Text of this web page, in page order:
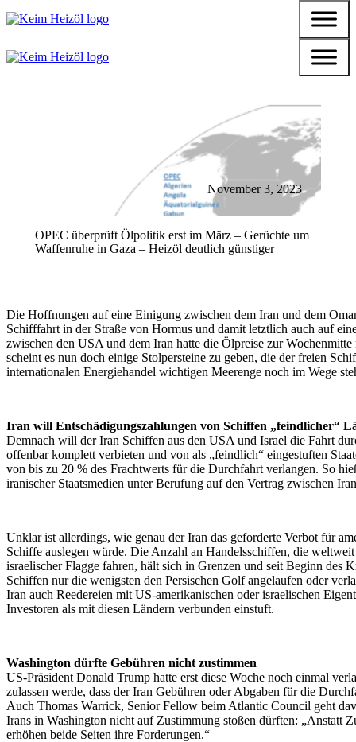
OPEC überprüft Ölpolitik erst im März – Gerüchte um
Waffenruhe in Gaza – Heizöl deutlich günstiger
November 3, 2023
Die Hoffnungen auf eine Einigung zwischen dem Iran und dem
Schifffahrt in der Straße von Hormus und damit letztlich auch auf
zwischen den USA und dem Iran hatte die Ölpreise zur
scheint es nun doch einige Stolpersteine zu geben, die der freien
internationalen Energiehandel wichtigen Meerenge noch im Wege
Iran will Entschädigungszahlungen von Schiffen „feindlicher“
Demnach will der Iran Schiffen aus den USA und Israel die Fahrt
offenbar komplett verbieten und von als „feindlich“ eingestuften
von bis zu 20 % des Frachtwerts für die Durchfahrt verlangen. So
iranischer Staatsmedien unter Berufung auf den Vertrag zwischen
Unklar ist allerdings, wie genau der Iran das geforderte Verbot für
Schiffe auslegen würde. Die Anzahl an Handelsschiffen, die
israelischer Flagge fahren, hält sich in Grenzen und seit Beginn des
Schiffen nur die wenigsten den Persischen Golf angelaufen oder
Iran auch Reedereien mit US-amerikanischen oder israelischen
Investoren als mit diesen Ländern verbunden einstuft.
Washington dürfte Gebühren nicht zustimmen
US-Präsident Donald Trump hatte erst diese Woche noch einmal
zulassen werde, dass der Iran Gebühren oder Abgaben für die
Auch Thomas Warrick, Senior Fellow beim Atlantic Council geht
Irans in Washington nicht auf Zustimmung stoßen dürften: „Anstatt
erhöhen beide Seiten ihre Forderungen.“